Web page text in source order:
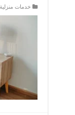
خدمات منزلية